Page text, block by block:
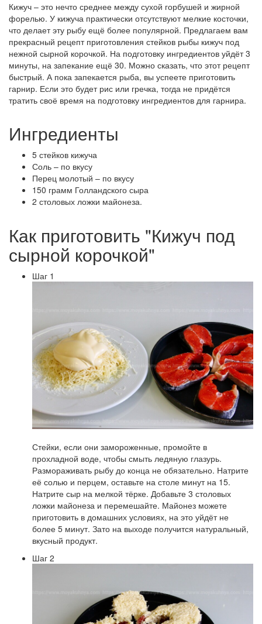
Кижуч – это нечто среднее между сухой горбушей и жирной
форелью. У кижуча практически отсутствуют мелкие косточки,
что делает эту рыбу ещё более популярной. Предлагаем вам
прекрасный рецепт приготовления стейков рыбы кижуч под
нежной сырной корочкой. На подготовку ингредиентов уйдёт 3
минуты, на запекание ещё 30. Можно сказать, что этот рецепт
быстрый. А пока запекается рыба, вы успеете приготовить
гарнир. Если это будет рис или гречка, тогда не придётся
тратить своё время на подготовку ингредиентов для гарнира.
Ингредиенты
5 стейков кижуча
Соль – по вкусу
Перец молотый – по вкусу
150 грамм Голландского сыра
2 столовых ложки майонеза.
Как приготовить "Кижуч под
сырной корочкой"
Шаг 1
Стейки, если они замороженные, промойте в
прохладной воде, чтобы смыть ледяную глазурь.
Размораживать рыбу до конца не обязательно. Натрите
её солью и перцем, оставьте на столе минут на 15.
Натрите сыр на мелкой тёрке. Добавьте 3 столовых
ложки майонеза и перемешайте. Майонез можете
приготовить в домашних условиях, на это уйдёт не
более 5 минут. Зато на выходе получится натуральный,
вкусный продукт.
Шаг 2